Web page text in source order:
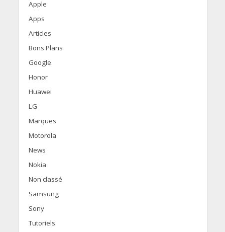
Apple
Apps
Articles
Bons Plans
Google
Honor
Huawei
LG
Marques
Motorola
News
Nokia
Non classé
Samsung
Sony
Tutoriels